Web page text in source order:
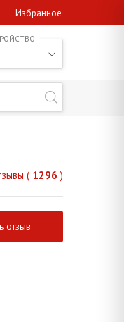
Избранное
( 1296 )
отзыв